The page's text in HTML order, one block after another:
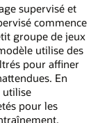
supervisé et
commence
groupe de jeux
utilise des
pour affiner
En
utilise
pour les